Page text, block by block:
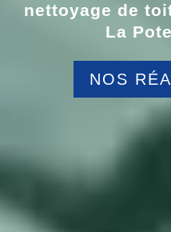
nettoyage de
La
NOS